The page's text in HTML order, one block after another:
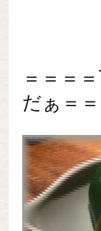
＝＝＝
だぁ＝